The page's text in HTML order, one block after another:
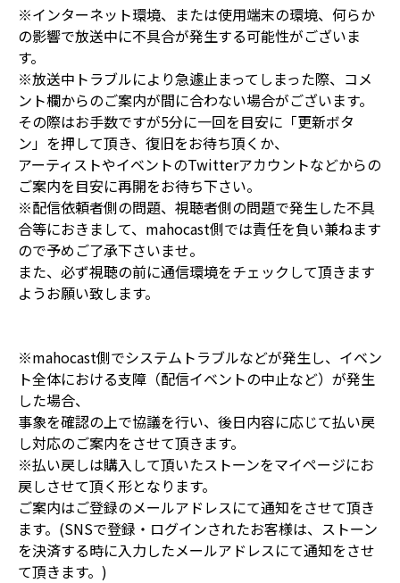
※インターネット環境、または使用端末の環境、何らか
の影響で放送中に不具合が発生する可能性がございま
す。
※放送中トラブルにより急遽止まってしまった際、コメ
ント欄からのご案内が間に合わない場合がございます。
その際はお手数ですが5分に一回を目安に「更新ボタ
ン」を押して頂き、復旧をお待ち頂くか、
アーティストやイベントのTwitterアカウントなどからの
ご案内を目安に再開をお待ち下さい。
※配信依頼者側の問題、視聴者側の問題で発生した不具
合等におきまして、mahocast側では責任を負い兼ねます
ので予めご了承下さいませ。
また、必ず視聴の前に通信環境をチェックして頂きます
ようお願い致します。
※mahocast側でシステムトラブルなどが発生し、イベン
ト全体における支障（配信イベントの中止など）が発生
した場合、
事象を確認の上で協議を行い、後日内容に応じて払い戻
し対応のご案内をさせて頂きます。
※払い戻しは購入して頂いたストーンをマイページにお
戻しさせて頂く形となります。
ご案内はご登録のメールアドレスにて通知をさせて頂き
ます。(SNSで登録・ログインされたお客様は、ストーン
を決済する時に入力したメールアドレスにて通知をさせ
て頂きます。)